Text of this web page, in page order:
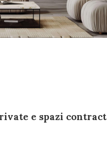
e spazi contract